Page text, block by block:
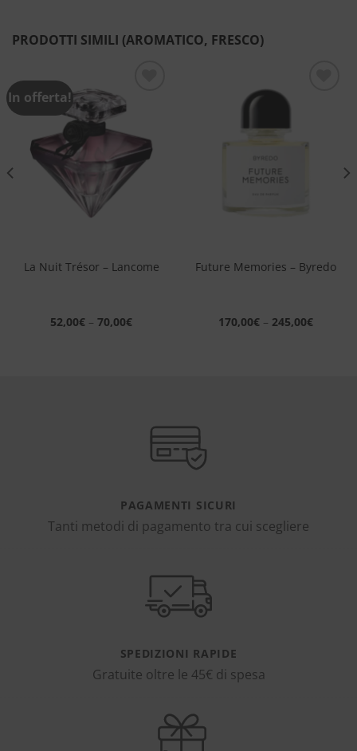
PRODOTTI SIMILI (AROMATICO, FRESCO)
In offerta!
Aggiungi
dei
desideri
La Nuit Trésor – Lancome
52,00€ – 70,00€
desideri
Future Memories – Byredo
170,00€ – 245,00€
PAGAMENTI SICURI
Tanti metodi di pagamento tra cui scegliere
SPEDIZIONI RAPIDE
Gratuite oltre le 45€ di spesa